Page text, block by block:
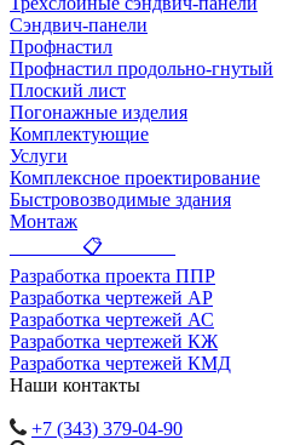
Сэндвич-панели
Профнастил
Профнастил продольно-гнутый
Плоский лист
Погонажные изделия
Комплектующие
Услуги
Комплексное проектирование
Быстровозводимые здания
Монтаж
_______ 📋 _______
Разработка проекта ППР
Разработка чертежей АР
Разработка чертежей АС
Разработка чертежей КЖ
Разработка чертежей КМД
Наши контакты
+7 (343) 379-04-90